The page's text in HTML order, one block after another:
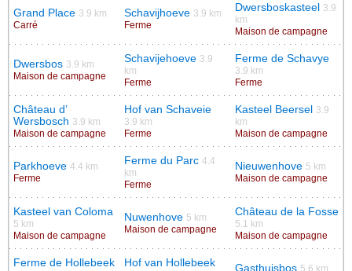
Grand Place 3.9 km
Carré
Schavijhoeve 3.9 km
Ferme
Dwersboskasteel 3.9
km
Maison de campagne
Dwersbos 3.9 km
Maison de campagne
Schavijehoeve 3.9
km
Ferme
Ferme de Schavye
3.9 km
Ferme
Château d’
Wersbosch 3.9 km
Maison de campagne
Hof van Schaveie
3.9 km
Ferme
Kasteel Beersel 3.9
km
Maison de campagne
Parkhoeve 4.4 km
Ferme
Ferme du Parc 4.4
km
Ferme
Nieuwenhove 5 km
Maison de campagne
Kasteel van Coloma
5 km
Maison de campagne
Nuwenhove 5 km
Maison de campagne
Château de la Fosse
5.1 km
Maison de campagne
Ferme de Hollebeek Hof van Hollebeek Gasthuisbos 5.6 km